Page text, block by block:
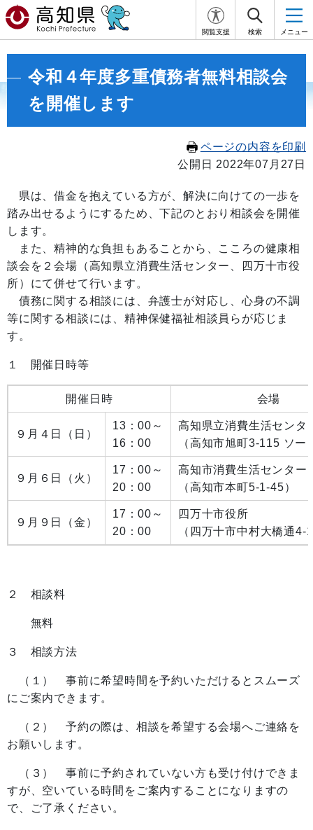
閲覧支援 検索 メニュー
令和４年度多重債務者無料相談会
を開催します
ページの内容を印刷
公開日 2022年07月27日
県は、借金を抱えている方が、解決に向けての一歩を
踏み出せるようにするため、下記のとおり相談会を開催
します。
また、精神的な負担もあることから、こころの健康相
談会を２会場（高知県立消費生活センター、四万十市役
所）にて併せて行います。
債務に関する相談には、弁護士が対応し、心身の不調
等に関する相談には、精神保健福祉相談員らが応じま
す。
１ 開催日時等
開催日時 会場
９月４日（日）
13：00～
16：00
高知県立消費生活センタ
（高知市旭町3-115 ソー
９月６日（火）
17：00～
20：00
高知市消費生活センター
（高知市本町5-1-45）
９月９日（金）
17：00～
20：00
四万十市役所
（四万十市中村大橋通4-
２ 相談料
無料
３ 相談方法
（１） 事前に希望時間を予約いただけるとスムーズ
にご案内できます。
（２） 予約の際は、相談を希望する会場へご連絡を
お願いします。
（３） 事前に予約されていない方も受け付けできま
すが、空いている時間をご案内することになりますの
で、ご了承ください。